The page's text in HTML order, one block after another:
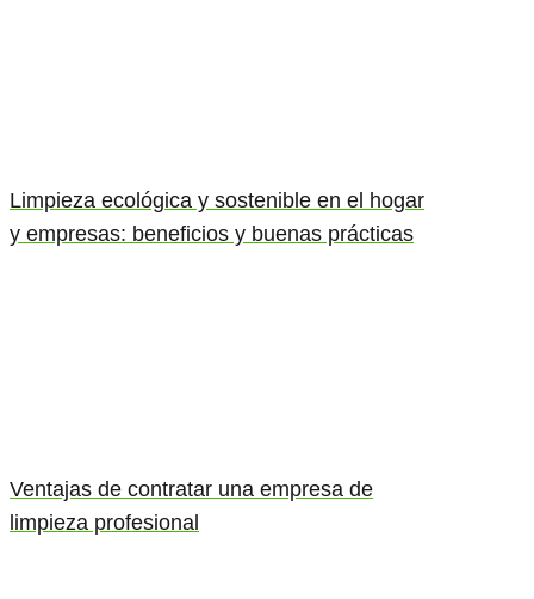
Limpieza ecológica y sostenible en el hogar
y empresas: beneficios y buenas prácticas
Ventajas de contratar una empresa de
limpieza profesional